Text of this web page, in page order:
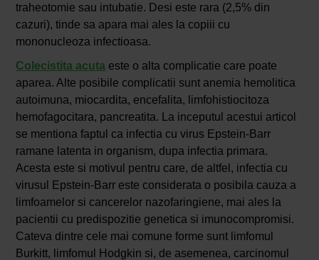
traheotomie sau intubatie. Desi este rara (2,5% din
cazuri), tinde sa apara mai ales la copiii cu
mononucleoza infectioasa.
Colecistita acuta este o alta complicatie care poate
aparea. Alte posibile complicatii sunt anemia hemolitica
autoimuna, miocardita, encefalita, limfohistiocitoza
hemofagocitara, pancreatita. La inceputul acestui articol
se mentiona faptul ca infectia cu virus Epstein-Barr
ramane latenta in organism, dupa infectia primara.
Acesta este si motivul pentru care, de altfel, infectia cu
virusul Epstein-Barr este considerata o posibila cauza a
limfoamelor si cancerelor nazofaringiene, mai ales la
pacientii cu predispozitie genetica si imunocompromisi.
Cateva dintre cele mai comune forme sunt limfomul
Burkitt, limfomul Hodgkin si, de asemenea, carcinomul